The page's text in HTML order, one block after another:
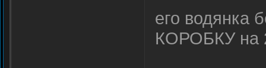
его водянка
КОРОБКУ на